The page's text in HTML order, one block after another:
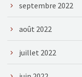
septembre 2022
août 2022
juillet 2022